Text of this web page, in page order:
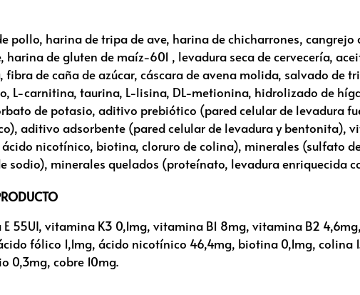
pollo, harina de tripa de ave, harina de chicharrones, cangrejo
de gluten de maíz-601 , levadura seca de cervecería,
de caña de azúcar, cáscara de avena molida, salvado de
L-carnitina, taurina, L-lisina, DL-metionina, hidrolizado de
de potasio, aditivo prebiótico (pared celular de levadura
aditivo adsorbente (pared celular de levadura y bentonita),
ácido nicotínico, biotina, cloruro de colina), minerales (sulfato
sodio), minerales quelados (proteínato, levadura enriquecida
55UI, vitamina K3 0,1mg, vitamina B1 8mg, vitamina B2
fólico 1,1mg, ácido nicotínico 46,4mg, biotina 0,1mg, colina
0,3mg, cobre 10mg.